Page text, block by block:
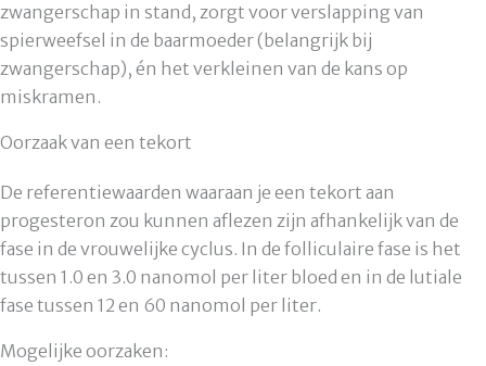
zwangerschap in stand, zorgt voor verslapping van
spierweefsel in de baarmoeder (belangrijk bij
zwangerschap), én het verkleinen van de kans op
miskramen.
Oorzaak van een tekort
De referentiewaarden waaraan je een tekort aan
progesteron zou kunnen aflezen zijn afhankelijk van de
fase in de vrouwelijke cyclus. In de folliculaire fase is het
tussen 1.0 en 3.0 nanomol per liter bloed en in de lutiale
fase tussen 12 en 60 nanomol per liter.
Mogelijke oorzaken: